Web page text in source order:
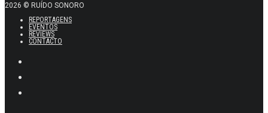
2026 © RUÍDO SONORO
REPORTAGENS
EVENTOS
REVIEWS
CONTACTO